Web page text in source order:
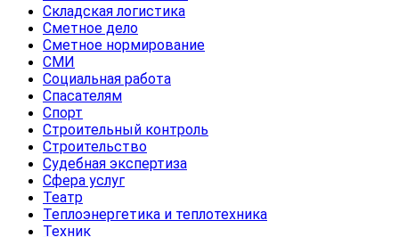
Складская логистика
Сметное дело
Сметное нормирование
СМИ
Социальная работа
Спасателям
Спорт
Строительный контроль
Строительство
Судебная экспертиза
Сфера услуг
Театр
Теплоэнергетика и теплотехника
Техник